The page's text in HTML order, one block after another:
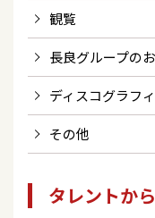
観覧
長良グループの
ディスコグラフ
その他
タレントか